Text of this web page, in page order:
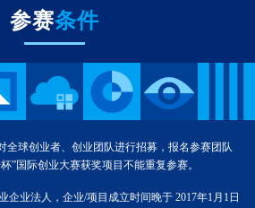
参赛条件
全球创业者、创业团队进行招募，报名参赛团队
”国际创业大赛获奖项目不能重复参赛。
企业法人，企业/项目成立时间晚于 2017年1月1日